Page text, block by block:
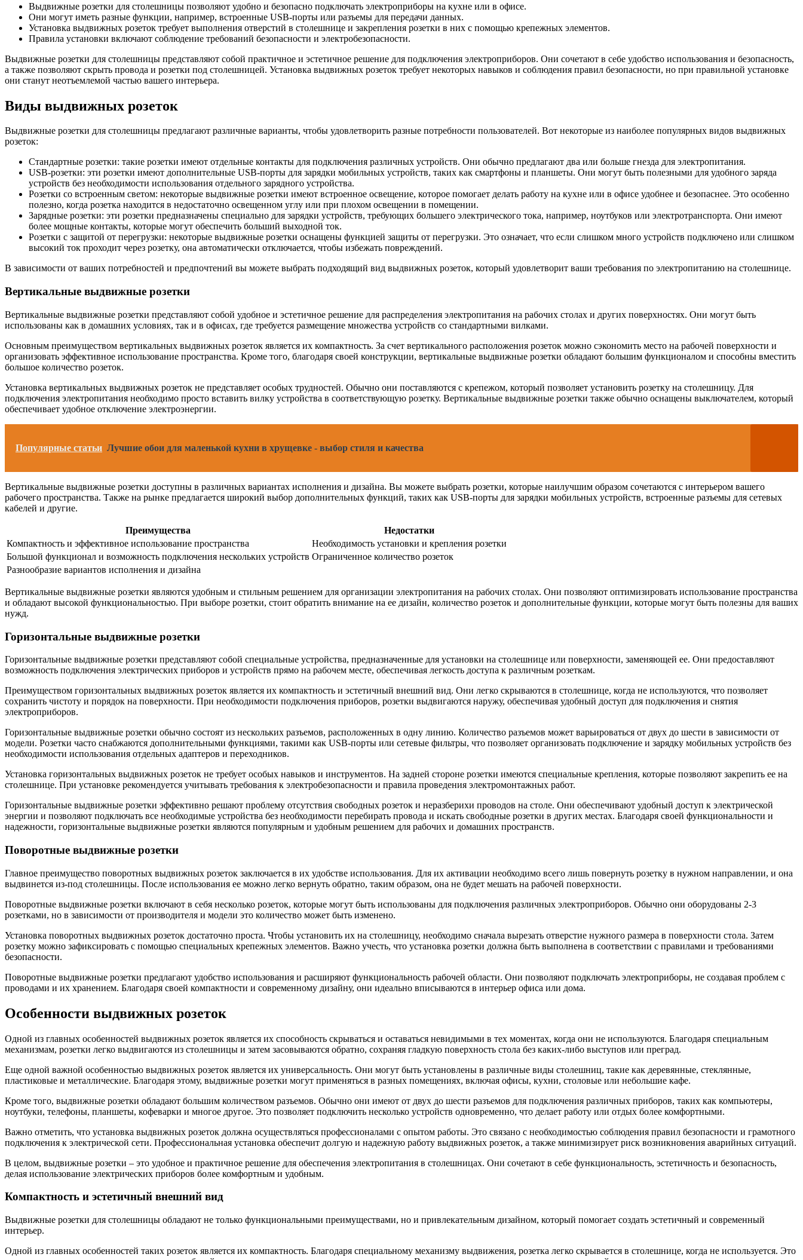
Выдвижные розетки для столешницы позволяют удобно и безопасно подключать электроприборы на кухне или в офисе.
Они могут иметь разные функции, например, встроенные USB-порты или разъемы для передачи данных.
Установка выдвижных розеток требует выполнения отверстий в столешнице и закрепления розетки в них с помощью крепежных элементов.
Правила установки включают соблюдение требований безопасности и электробезопасности.
Выдвижные розетки для столешницы представляют собой практичное и эстетичное решение для подключения электроприборов. Они сочетают в себе удобство использования и безопасность,
а также позволяют скрыть провода и розетки под столешницей. Установка выдвижных розеток требует некоторых навыков и соблюдения правил безопасности, но при правильной установке
они станут неотъемлемой частью вашего интерьера.
Виды выдвижных розеток
Выдвижные розетки для столешницы предлагают различные варианты, чтобы удовлетворить разные потребности пользователей. Вот некоторые из наиболее популярных видов выдвижных
розеток:
Стандартные розетки: такие розетки имеют отдельные контакты для подключения различных устройств. Они обычно предлагают два или больше гнезда для электропитания.
USB-розетки: эти розетки имеют дополнительные USB-порты для зарядки мобильных устройств, таких как смартфоны и планшеты. Они могут быть полезными для удобного заряда
устройств без необходимости использования отдельного зарядного устройства.
Розетки со встроенным светом: некоторые выдвижные розетки имеют встроенное освещение, которое помогает делать работу на кухне или в офисе удобнее и безопаснее. Это особенно
полезно, когда розетка находится в недостаточно освещенном углу или при плохом освещении в помещении.
Зарядные розетки: эти розетки предназначены специально для зарядки устройств, требующих большего электрического тока, например, ноутбуков или электротранспорта. Они имеют
более мощные контакты, которые могут обеспечить больший выходной ток.
Розетки с защитой от перегрузки: некоторые выдвижные розетки оснащены функцией защиты от перегрузки. Это означает, что если слишком много устройств подключено или слишком
высокий ток проходит через розетку, она автоматически отключается, чтобы избежать повреждений.
В зависимости от ваших потребностей и предпочтений вы можете выбрать подходящий вид выдвижных розеток, который удовлетворит ваши требования по электропитанию на столешнице.
Вертикальные выдвижные розетки
Вертикальные выдвижные розетки представляют собой удобное и эстетичное решение для распределения электропитания на рабочих столах и других поверхностях. Они могут быть
использованы как в домашних условиях, так и в офисах, где требуется размещение множества устройств со стандартными вилками.
Основным преимуществом вертикальных выдвижных розеток является их компактность. За счет вертикального расположения розеток можно сэкономить место на рабочей поверхности и
организовать эффективное использование пространства. Кроме того, благодаря своей конструкции, вертикальные выдвижные розетки обладают большим функционалом и способны вместить
большое количество розеток.
Установка вертикальных выдвижных розеток не представляет особых трудностей. Обычно они поставляются с крепежом, который позволяет установить розетку на столешницу. Для
подключения электропитания необходимо просто вставить вилку устройства в соответствующую розетку. Вертикальные выдвижные розетки также обычно оснащены выключателем, который
обеспечивает удобное отключение электроэнергии.
Популярные статьи Лучшие обои для маленькой кухни в хрущевке - выбор стиля и качества
Вертикальные выдвижные розетки доступны в различных вариантах исполнения и дизайна. Вы можете выбрать розетки, которые наилучшим образом сочетаются с интерьером вашего
рабочего пространства. Также на рынке предлагается широкий выбор дополнительных функций, таких как USB-порты для зарядки мобильных устройств, встроенные разъемы для сетевых
кабелей и другие.
Преимущества
Недостатки
Компактность и эффективное использование пространства
Необходимость установки и крепления розетки
Большой функционал и возможность подключения нескольких устройств Ограниченное количество розеток
Разнообразие вариантов исполнения и дизайна
Вертикальные выдвижные розетки являются удобным и стильным решением для организации электропитания на рабочих столах. Они позволяют оптимизировать использование пространства
и обладают высокой функциональностью. При выборе розетки, стоит обратить внимание на ее дизайн, количество розеток и дополнительные функции, которые могут быть полезны для ваших
нужд.
Горизонтальные выдвижные розетки
Горизонтальные выдвижные розетки представляют собой специальные устройства, предназначенные для установки на столешнице или поверхности, заменяющей ее. Они предоставляют
возможность подключения электрических приборов и устройств прямо на рабочем месте, обеспечивая легкость доступа к различным розеткам.
Преимуществом горизонтальных выдвижных розеток является их компактность и эстетичный внешний вид. Они легко скрываются в столешнице, когда не используются, что позволяет
сохранить чистоту и порядок на поверхности. При необходимости подключения приборов, розетки выдвигаются наружу, обеспечивая удобный доступ для подключения и снятия
электроприборов.
Горизонтальные выдвижные розетки обычно состоят из нескольких разъемов, расположенных в одну линию. Количество разъемов может варьироваться от двух до шести в зависимости от
модели. Розетки часто снабжаются дополнительными функциями, такими как USB-порты или сетевые фильтры, что позволяет организовать подключение и зарядку мобильных устройств без
необходимости использования отдельных адаптеров и переходников.
Установка горизонтальных выдвижных розеток не требует особых навыков и инструментов. На задней стороне розетки имеются специальные крепления, которые позволяют закрепить ее на
столешнице. При установке рекомендуется учитывать требования к электробезопасности и правила проведения электромонтажных работ.
Горизонтальные выдвижные розетки эффективно решают проблему отсутствия свободных розеток и неразберихи проводов на столе. Они обеспечивают удобный доступ к электрической
энергии и позволяют подключать все необходимые устройства без необходимости перебирать провода и искать свободные розетки в других местах. Благодаря своей функциональности и
надежности, горизонтальные выдвижные розетки являются популярным и удобным решением для рабочих и домашних пространств.
Поворотные выдвижные розетки
Главное преимущество поворотных выдвижных розеток заключается в их удобстве использования. Для их активации необходимо всего лишь повернуть розетку в нужном направлении, и она
выдвинется из-под столешницы. После использования ее можно легко вернуть обратно, таким образом, она не будет мешать на рабочей поверхности.
Поворотные выдвижные розетки включают в себя несколько розеток, которые могут быть использованы для подключения различных электроприборов. Обычно они оборудованы 2-3
розетками, но в зависимости от производителя и модели это количество может быть изменено.
Установка поворотных выдвижных розеток достаточно проста. Чтобы установить их на столешницу, необходимо сначала вырезать отверстие нужного размера в поверхности стола. Затем
розетку можно зафиксировать с помощью специальных крепежных элементов. Важно учесть, что установка розетки должна быть выполнена в соответствии с правилами и требованиями
безопасности.
Поворотные выдвижные розетки предлагают удобство использования и расширяют функциональность рабочей области. Они позволяют подключать электроприборы, не создавая проблем с
проводами и их хранением. Благодаря своей компактности и современному дизайну, они идеально вписываются в интерьер офиса или дома.
Особенности выдвижных розеток
Одной из главных особенностей выдвижных розеток является их способность скрываться и оставаться невидимыми в тех моментах, когда они не используются. Благодаря специальным
механизмам, розетки легко выдвигаются из столешницы и затем засовываются обратно, сохраняя гладкую поверхность стола без каких-либо выступов или преград.
Еще одной важной особенностью выдвижных розеток является их универсальность. Они могут быть установлены в различные виды столешниц, такие как деревянные, стеклянные,
пластиковые и металлические. Благодаря этому, выдвижные розетки могут применяться в разных помещениях, включая офисы, кухни, столовые или небольшие кафе.
Кроме того, выдвижные розетки обладают большим количеством разъемов. Обычно они имеют от двух до шести разъемов для подключения различных приборов, таких как компьютеры,
ноутбуки, телефоны, планшеты, кофеварки и многое другое. Это позволяет подключить несколько устройств одновременно, что делает работу или отдых более комфортными.
Важно отметить, что установка выдвижных розеток должна осуществляться профессионалами с опытом работы. Это связано с необходимостью соблюдения правил безопасности и грамотного
подключения к электрической сети. Профессиональная установка обеспечит долгую и надежную работу выдвижных розеток, а также минимизирует риск возникновения аварийных ситуаций.
В целом, выдвижные розетки – это удобное и практичное решение для обеспечения электропитания в столешницах. Они сочетают в себе функциональность, эстетичность и безопасность,
делая использование электрических приборов более комфортным и удобным.
Компактность и эстетичный внешний вид
Выдвижные розетки для столешницы обладают не только функциональными преимуществами, но и привлекательным дизайном, который помогает создать эстетичный и современный
интерьер.
Одной из главных особенностей таких розеток является их компактность. Благодаря специальному механизму выдвижения, розетка легко скрывается в столешнице, когда не используется. Это